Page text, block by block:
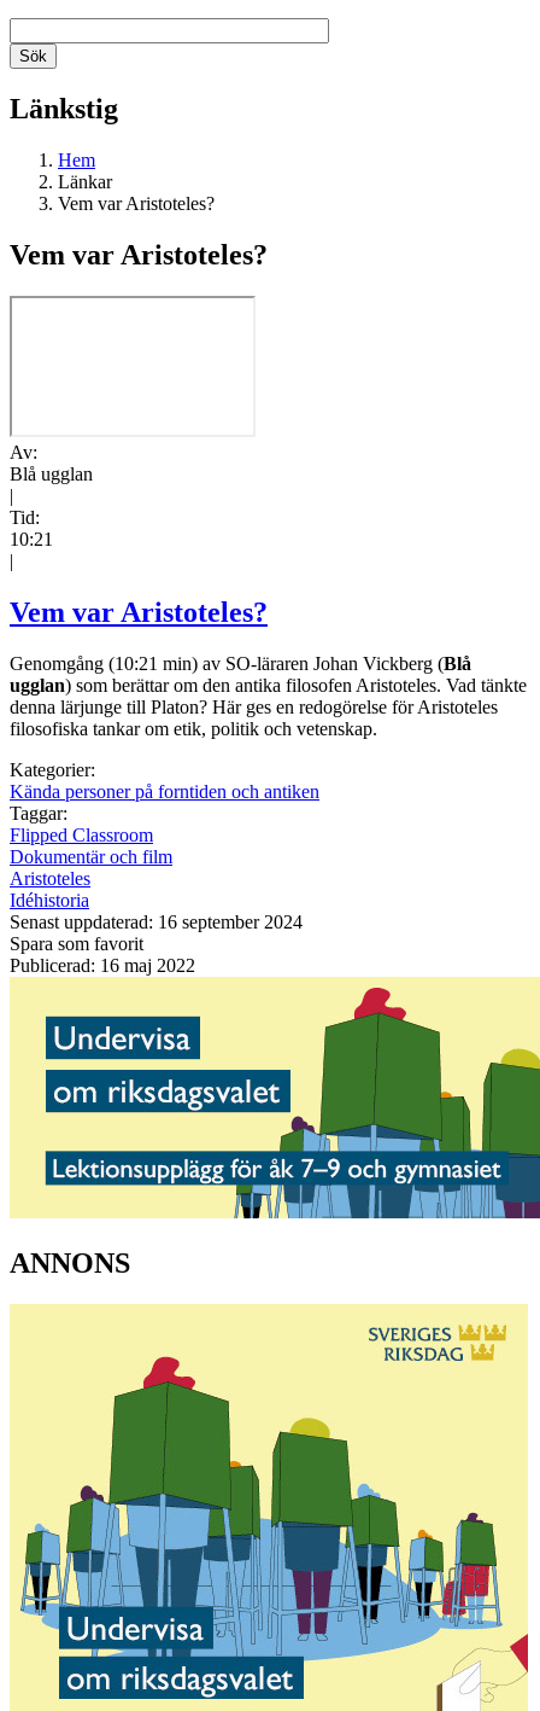
Länkstig
Hem
Länkar
Vem var Aristoteles?
Vem var Aristoteles?
Av:
Blå ugglan
|
Tid:
10:21
|
Vem var Aristoteles?
Genomgång (10:21 min) av SO-läraren Johan Vickberg (Blå
ugglan) som berättar om den antika filosofen Aristoteles. Vad tänkte
denna lärjunge till Platon? Här ges en redogörelse för Aristoteles
filosofiska tankar om etik, politik och vetenskap.
Kategorier:
Kända personer på forntiden och antiken
Taggar:
Flipped Classroom
Dokumentär och film
Aristoteles
Idéhistoria
Senast uppdaterad: 16 september 2024
Spara som favorit
Publicerad: 16 maj 2022
ANNONS